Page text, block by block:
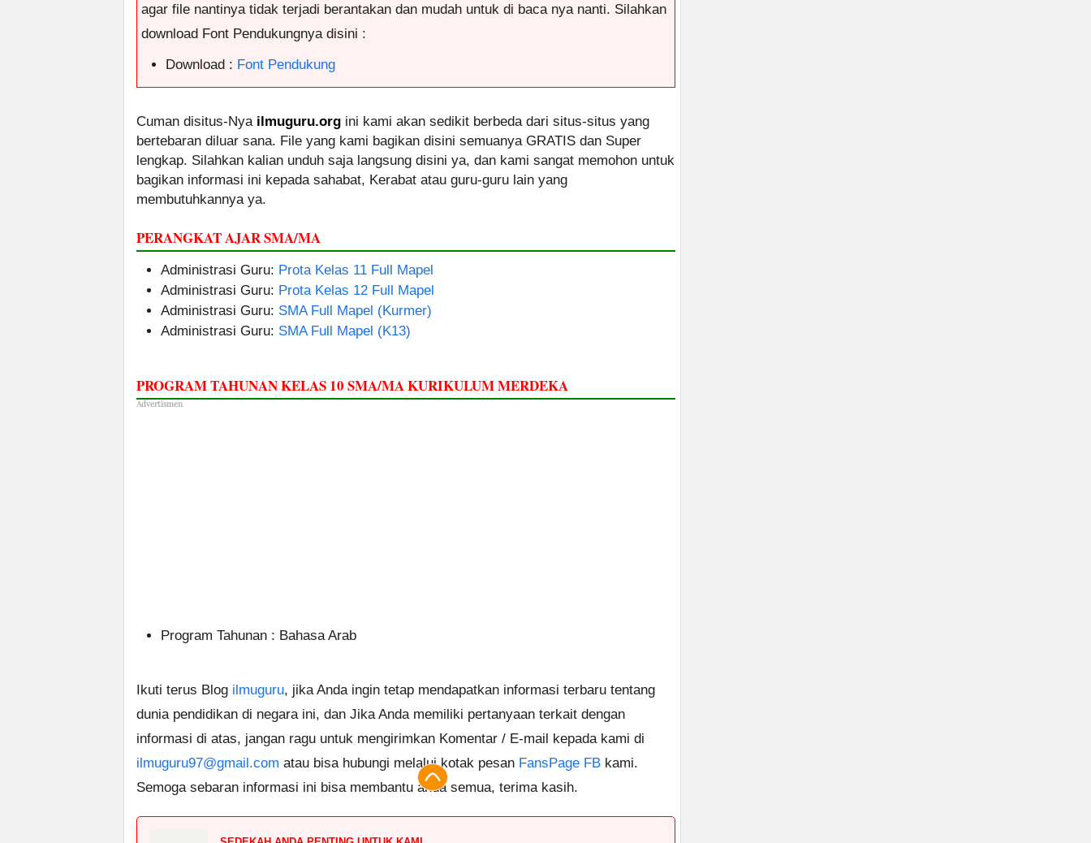
agar file nantinya tidak terjadi berantakan dan mudah untuk di baca nya nanti. Silahkan
download Font Pendukungnya disini :
Download : Font Pendukung
Cuman disitus-Nya ilmuguru.org ini kami akan sedikit berbeda dari situs-situs yang
bertebaran diluar sana. File yang kami bagikan disini semuanya GRATIS dan Super
lengkap. Silahkan kalian unduh saja langsung disini ya, dan kami sangat memohon untuk
bagikan informasi ini kepada sahabat, Kerabat atau guru-guru lain yang
membutuhkannya ya.
PERANGKAT AJAR SMA/MA
Administrasi Guru: Prota Kelas 11 Full Mapel
Administrasi Guru: Prota Kelas 12 Full Mapel
Administrasi Guru: SMA Full Mapel (Kurmer)
Administrasi Guru: SMA Full Mapel (K13)
PROGRAM TAHUNAN KELAS 10 SMA/MA KURIKULUM MERDEKA
Advertismen
Program Tahunan : Bahasa Arab
Ikuti terus Blog ilmuguru, jika Anda ingin tetap mendapatkan informasi terbaru tentang
dunia pendidikan di negara ini, dan Jika Anda memiliki pertanyaan terkait dengan
informasi di atas, jangan ragu untuk mengirimkan Komentar / E-mail kepada kami di
ilmuguru97@gmail.com atau bisa hubungi melalui kotak pesan FansPage FB kami.
Semoga sebaran informasi ini bisa membantu anda semua, terima kasih.